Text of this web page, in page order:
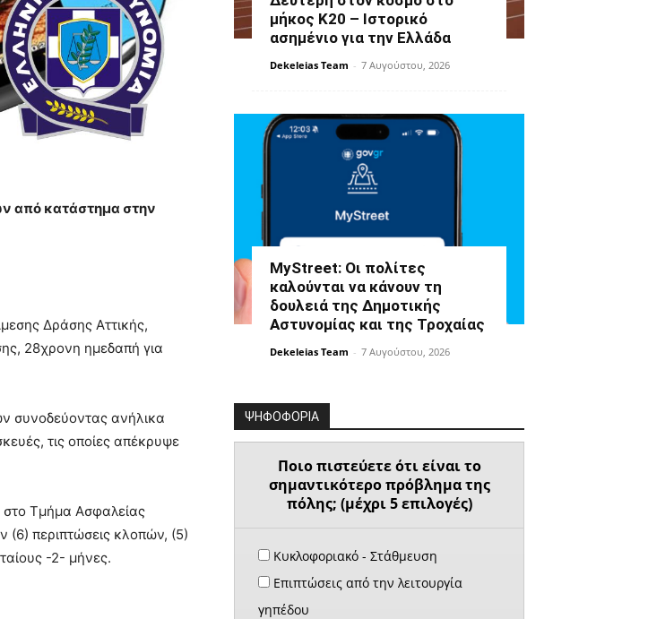
από κατάστημα στην
Δράσης Αττικής,
28χρονη ημεδαπή για
συνοδεύοντας ανήλικα
τις οποίες απέκρυψε
στο Τμήμα Ασφαλείας
(6) περιπτώσεις κλοπών, (5)
-2- μήνες.
μήκος Κ20 – Ιστορικό
ασημένιο για την Ελλάδα
Dekeleias Team - 7 Αυγούστου, 2026
MyStreet: Οι πολίτες
καλούνται να κάνουν τη
δουλειά της Δημοτικής
Αστυνομίας και της Τροχαίας
Dekeleias Team - 7 Αυγούστου, 2026
ΨΗΦΟΦΟΡΙΑ
Ποιο πιστεύετε ότι είναι το
σημαντικότερο πρόβλημα της
πόλης; (μέχρι 5 επιλογές)
Κυκλοφοριακό - Στάθμευση
Επιπτώσεις από την λειτουργία
γηπέδου